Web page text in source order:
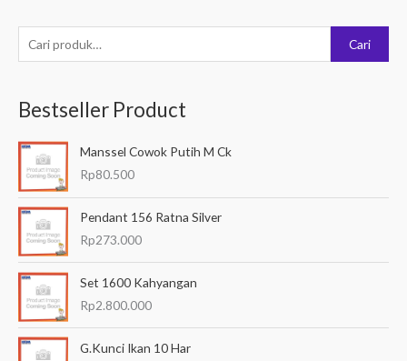
e
c
a
u
n
u
Cari
Bestseller Product
Manssel Cowok Putih M Ck
Rp80.500
Pendant 156 Ratna Silver
Rp273.000
Set 1600 Kahyangan
Rp2.800.000
G.Kunci Ikan 10 Har